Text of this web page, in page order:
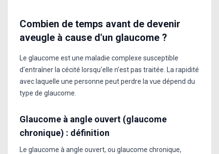
Combien de temps avant de devenir
aveugle à cause d'un glaucome ?
Le glaucome est une maladie complexe susceptible
d'entraîner la cécité lorsqu'elle n'est pas traitée. La rapidité
avec laquelle une personne peut perdre la vue dépend du
type de glaucome.
Glaucome à angle ouvert (glaucome
chronique) : définition
Le glaucome à angle ouvert, ou glaucome chronique,